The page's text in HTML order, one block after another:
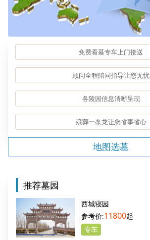
免费看墓专车上门接送
顾问全程陪同指导让您无忧
各陵园信息清晰呈现
殡葬一条龙让您省事省心
地图选墓
推荐墓园
西城寝园
11800起
专车